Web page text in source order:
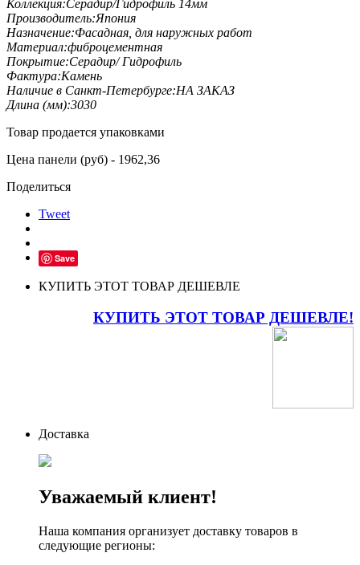
Коллекция:Серадир/Гидрофиль 14мм
Производитель:Япония
Назначение:Фасадная, для наружных работ
Материал:фиброцементная
Покрытие:Серадир/ Гидрофиль
Фактура:Камень
Наличие в Санкт-Петербурге:НА ЗАКАЗ
Длина (мм):3030
Товар продается упаковками
Цена панели (руб) - 1962,36
Поделиться
Tweet
Save
КУПИТЬ ЭТОТ ТОВАР ДЕШЕВЛЕ
КУПИТЬ ЭТОТ ТОВАР ДЕШЕВЛЕ!
Доставка
Уважаемый клиент!
Наша компания организует доставку товаров в
следующие регионы: